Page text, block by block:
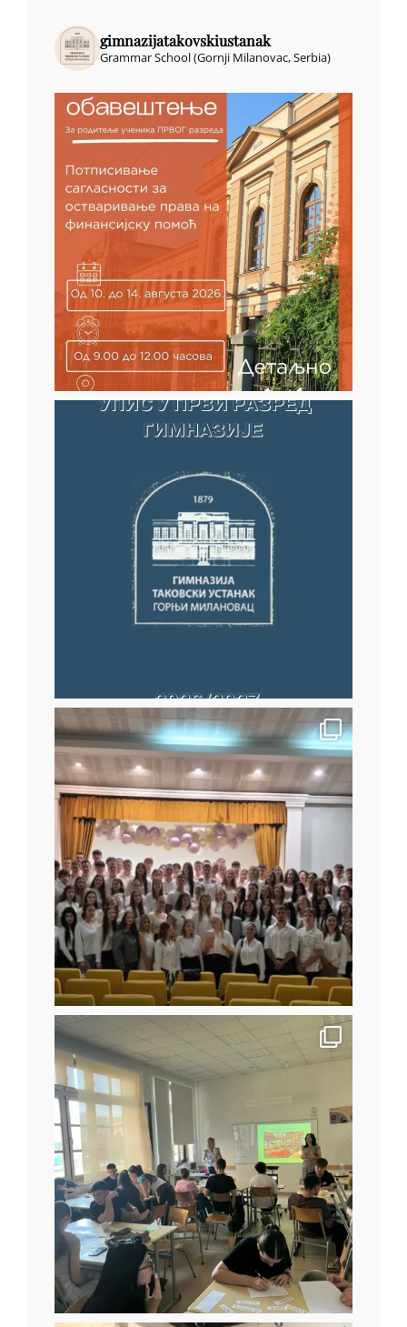
gimnazijatakovskiustanak
Grammar School (Gornji Milanovac, Serbia)